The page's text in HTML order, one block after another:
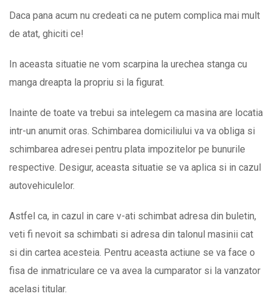
Daca pana acum nu credeati ca ne putem complica mai mult
de atat, ghiciti ce!
In aceasta situatie ne vom scarpina la urechea stanga cu
manga dreapta la propriu si la figurat.
Inainte de toate va trebui sa intelegem ca masina are locatia
intr-un anumit oras. Schimbarea domiciliului va va obliga si
schimbarea adresei pentru plata impozitelor pe bunurile
respective. Desigur, aceasta situatie se va aplica si in cazul
autovehiculelor.
Astfel ca, in cazul in care v-ati schimbat adresa din buletin,
veti fi nevoit sa schimbati si adresa din talonul masinii cat
si din cartea acesteia. Pentru aceasta actiune se va face o
fisa de inmatriculare ce va avea la cumparator si la vanzator
acelasi titular.